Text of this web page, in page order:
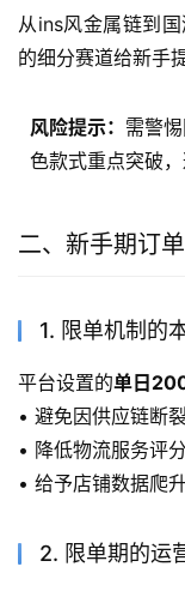
从ins风金属链到
的细分赛道给新手
风险提示： 需警
色款式重点突破，
二、新手期订
1. 限单机制的
平台设置的单日
• 避免因供应链断
• 降低物流服务评
• 给予店铺数据爬
2. 限单期的运